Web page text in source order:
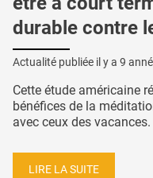
durable contre
Actualité publiée il y a 9
Cette étude américaine
bénéfices de la
avec ceux des
LIRE LA SUITE